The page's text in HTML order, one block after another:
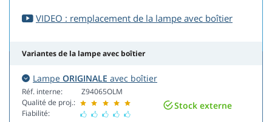
VIDEO : remplacement de la lampe avec boîtier
Variantes de la lampe avec boîtier
Lampe ORIGINALE avec boîtier
Réf. interne:
Qualité de proj.:
Fiabilité:
Z94065OLM
Stock externe